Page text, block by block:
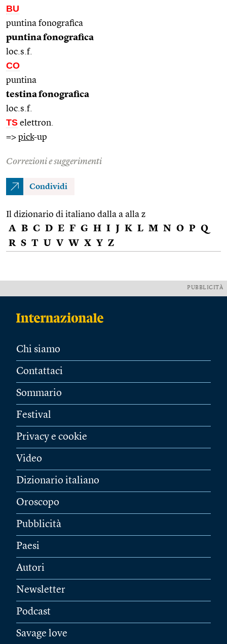
BU
puntina fonografica
puntina fonografica
loc.s.f.
CO
puntina
testina fonografica
loc.s.f.
TS elettron.
=> pick-up
Correzioni e suggerimenti
Condividi
Il dizionario di italiano dalla a alla z
A B C D E F G H I J K L M N O P Q
R S T U V W X Y Z
PUBBLICITÀ
Chi siamo
Contattaci
Sommario
Festival
Privacy e cookie
Video
Dizionario italiano
Oroscopo
Pubblicità
Paesi
Autori
Newsletter
Podcast
Savage love